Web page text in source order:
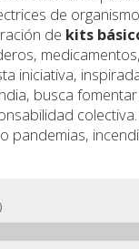
de
de kits
iniciativa,
busca
pandemias,